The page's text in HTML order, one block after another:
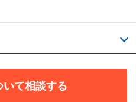
いて相談する